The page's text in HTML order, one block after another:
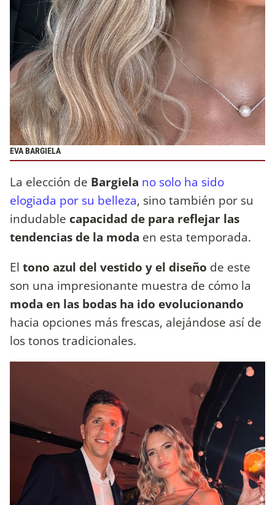
EVA BARGIELA
La elección de Bargiela no solo ha sido
elogiada por su belleza, sino también por su
indudable capacidad de para reflejar las
tendencias de la moda en esta temporada.
El tono azul del vestido y el diseño de este
son una impresionante muestra de cómo la
moda en las bodas ha ido evolucionando
hacia opciones más frescas, alejándose así de
los tonos tradicionales.